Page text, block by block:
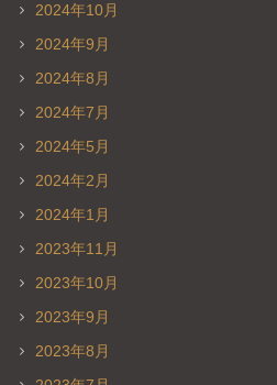
2024年10月
2024年9月
2024年8月
2024年7月
2024年5月
2024年2月
2024年1月
2023年11月
2023年10月
2023年9月
2023年8月